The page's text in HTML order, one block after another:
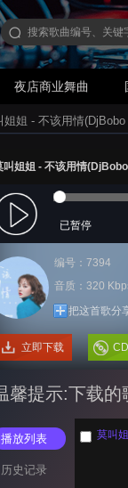
夜店商业舞曲
姐姐 - 不该用情
叫姐姐 - 不该用情
已暂停
编号：7394
音质：320
把这首歌分
立即下载
馨提示:下载的
播放列表
历史记录
莫叫